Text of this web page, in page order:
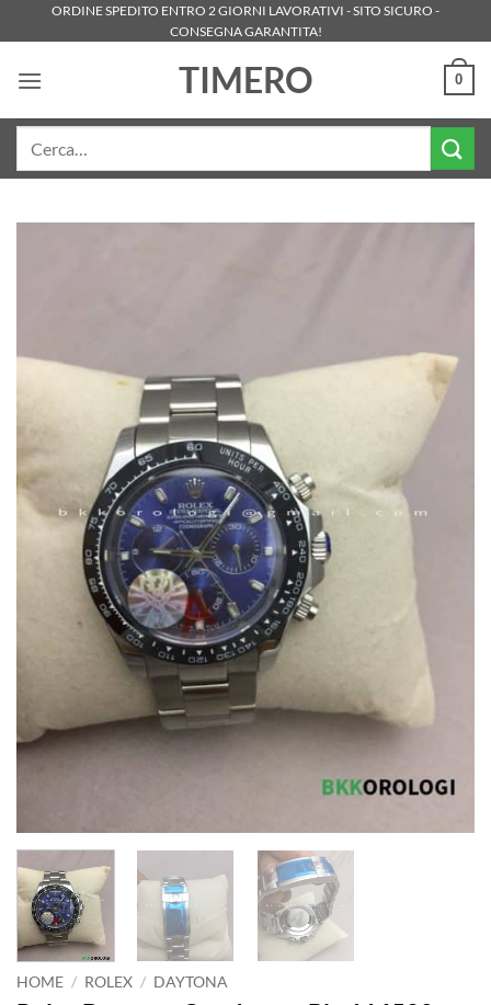
ai
ORDINE SPEDITO ENTRO 2 GIORNI LAVORATIVI - SITO SICURO -
CONSEGNA GARANTITA!
TIMERO 0
HOME / ROLEX / DAYTONA